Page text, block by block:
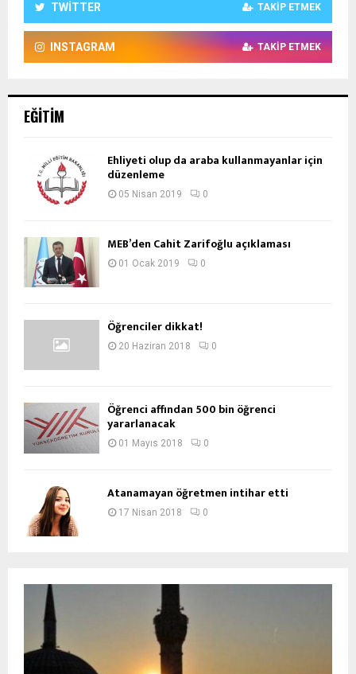
TWITTER TAKIP ETMEK
INSTAGRAM TAKIP ETMEK
EĞITIM
Ehliyeti olup da araba kullanmayanlar için
düzenleme
05 Nisan 2019 0
MEB’den Cahit Zarifoğlu açıklaması
01 Ocak 2019 0
Öğrenciler dikkat!
20 Haziran 2018 0
Öğrenci affından 500 bin öğrenci
yararlanacak
01 Mayıs 2018 0
Atanamayan öğretmen intihar etti
17 Nisan 2018 0